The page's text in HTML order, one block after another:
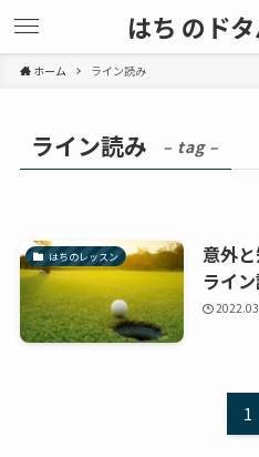
はち のド
ホーム ライン読み
ライン読み – tag –
はちのレッスン
意外
ライ
1